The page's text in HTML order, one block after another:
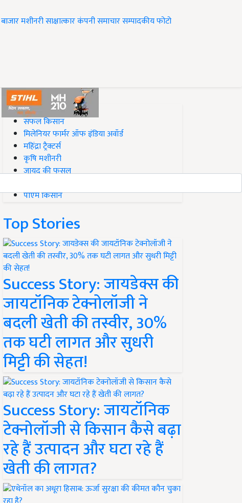
बाजारमशीनरीसाक्षात्कारकंपनी समाचारसम्पादकीयफोटो
#Top on Krishi Jagran
सफल किसान
मिलेनियर फार्मर ऑफ इंडिया अवॉर्ड
महिंद्रा ट्रैक्टर्स
कृषि मशीनरी
जायद की फसल
पीएम किसान
Top Stories
Success Story: जायडेक्स की
जायटॉनिक टेक्नोलॉजी ने
बदली खेती की तस्वीर, 30%
तक घटी लागत और सुधरी
मिट्टी की सेहत!
Success Story: जायटॉनिक
टेक्नोलॉजी से किसान कैसे बढ़ा
रहे हैं उत्पादन और घटा रहे हैं
खेती की लागत?